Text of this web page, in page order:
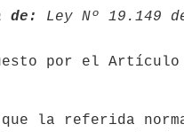
de: Ley Nº 19.149
por el
I) que la referida